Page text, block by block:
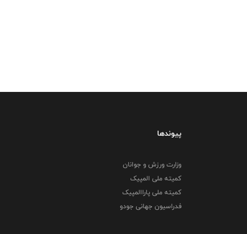
پیوندها
وزارت ورزش و جوانان
کمیته ملی المپیک
کمیته ملی پاراالمپیک
فدراسیون جهانی جودو